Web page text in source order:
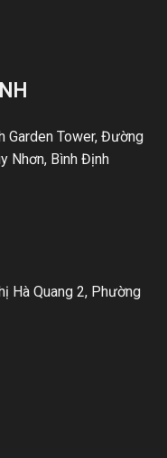
Garden Tower, Đường
Nhơn, Bình Định
Hà Quang 2, Phường